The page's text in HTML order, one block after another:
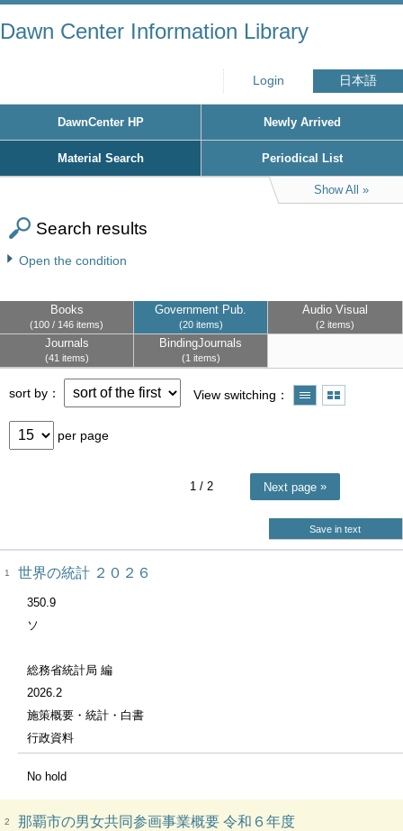
Dawn Center Information Library
Login 日本語
DawnCenter HP Newly Arrived
Material Search Periodical List
Show All
Search results
Open the condition
Books
100 / 146 items
Government Pub.
20 items
Audio Visual
2 items
Journals
41 items
BindingJournals
1 items
sort by View switching
per page
1 / 2 Next page
Save in text
1 世界の統計 ２０２６
350.9
ソ
総務省統計局 編
2026.2
施策概要・統計・白書
行政資料
No hold
2 那覇市の男女共同参画事業概要 令和６年度